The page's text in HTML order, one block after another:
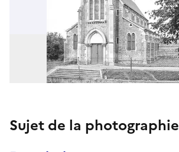
Sujet de la photographie